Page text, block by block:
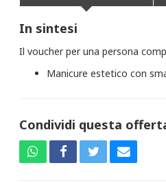
In sintesi
Il voucher per una persona
Manicure estetico con
Condividi questa